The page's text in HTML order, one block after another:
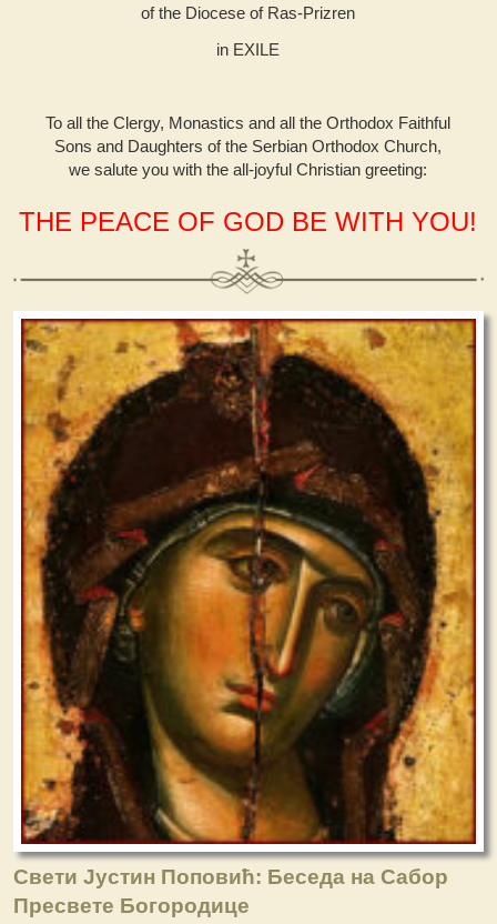
of the Diocese of Ras-Prizren
in EXILE
To all the Clergy, Monastics and all the Orthodox Faithful
Sons and Daughters of the Serbian Orthodox Church,
we salute you with the all-joyful Christian greeting:
THE PEACE OF GOD BE WITH YOU!
Свети Јустин Поповић: Беседа на Сабор
Пресвете Богородице